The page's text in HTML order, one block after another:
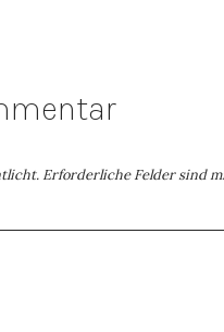
Erforderliche Felder sind